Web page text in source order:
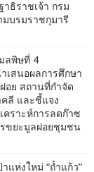
ธิราชเจ้า กรม
มบรมราชกุมารี
ลพิษที่ 4
เสนอผลการศึกษา
อย สถานที่กำจัด
ลี และชี้แจง
คราะห์การลดก๊าซ
รขยะมูลฝอยชุมชน
แห่งใหม่ “ถ้ำแก้ว”